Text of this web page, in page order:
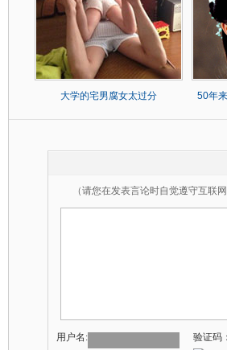
大学的宅男腐女太过分 50年
（请您在发表言论时自觉遵守互联
用户名: 验证码：